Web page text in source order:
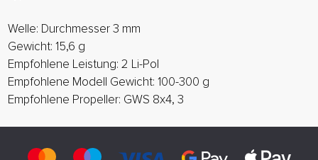
Welle: Durchmesser 3 mm
Gewicht: 15,6 g
Empfohlene Leistung: 2 Li-Pol
Empfohlene Modell Gewicht: 100-300 g
Empfohlene Propeller: GWS 8x4, 3